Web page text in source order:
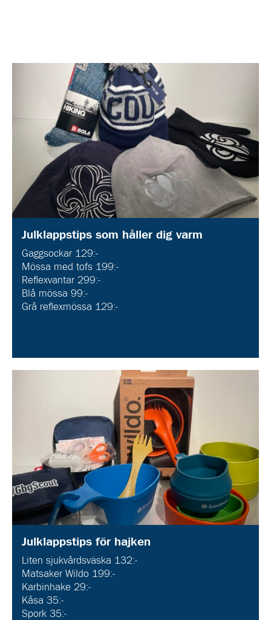
Julklappstips som håller dig varm
Gaggsockar 129:-
Mössa med tofs 199:-
Reflexvantar 299:-
Blå mössa 99:-
Grå reflexmössa 129:-
Julklappstips för hajken
Liten sjukvårdsväska 132:-
Matsaker Wildo 199:-
Karbinhake 29:-
Kåsa 35:-
Spork 35:-